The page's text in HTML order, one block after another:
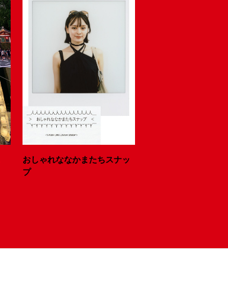
おしゃれななかまたちスナッ
プ